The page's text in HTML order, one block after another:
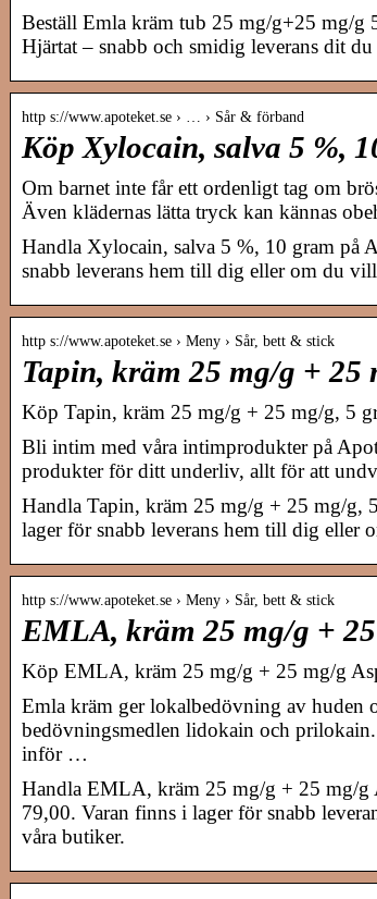
Beställ Emla kräm tub 25 mg/g+25 mg/g
Hjärtat – snabb och smidig leverans dit
http s://www.apoteket.se › … › Sår & förband
Köp Xylocain, salva 5 %,
Om barnet inte får ett ordenligt tag om
Även klädernas lätta tryck kan kännas
Handla Xylocain, salva 5 %, 10 gram på
snabb leverans hem till dig eller om du
http s://www.apoteket.se › Meny › Sår, bett & stick
Tapin, kräm 25 mg/g + 25
Köp Tapin, kräm 25 mg/g + 25 mg/g, 5
Bli intim med våra intimprodukter på
produkter för ditt underliv, allt för att
Handla Tapin, kräm 25 mg/g + 25 mg/g,
lager för snabb leverans hem till dig eller
http s://www.apoteket.se › Meny › Sår, bett & stick
EMLA, kräm 25 mg/g +
Köp EMLA, kräm 25 mg/g + 25 mg/g
Emla kräm ger lokalbedövning av huden
bedövningsmedlen lidokain och
inför …
Handla EMLA, kräm 25 mg/g + 25 mg/g
79,00. Varan finns i lager för snabb
våra butiker.